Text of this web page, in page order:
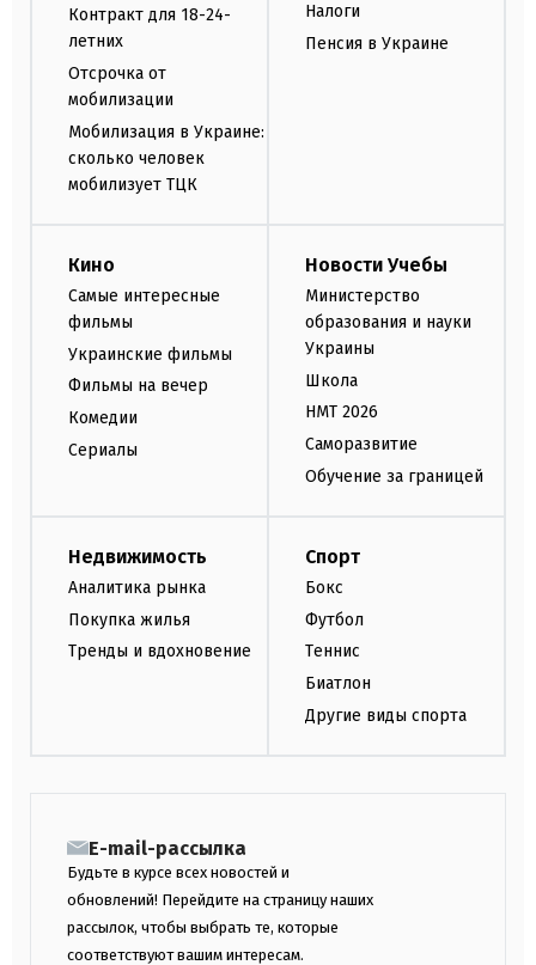
Контракт для 18-24-
летних
Отсрочка от
мобилизации
Мобилизация в Украине:
сколько человек
мобилизует ТЦК
Налоги
Пенсия в Украине
Кино
Самые интересные
фильмы
Украинские фильмы
Фильмы на вечер
Комедии
Сериалы
Новости Учебы
Министерство
образования и науки
Украины
Школа
НМТ 2026
Саморазвитие
Обучение за границей
Недвижимость
Аналитика рынка
Покупка жилья
Тренды и вдохновение
Спорт
Бокс
Футбол
Теннис
Биатлон
Другие виды спорта
E-mail-рассылка
Будьте в курсе всех новостей и
обновлений! Перейдите на страницу наших
рассылок, чтобы выбрать те, которые
соответствуют вашим интересам.